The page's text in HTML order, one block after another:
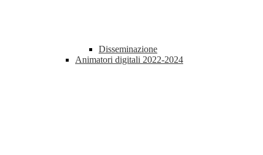
Disseminazione
Animatori digitali 2022-2024